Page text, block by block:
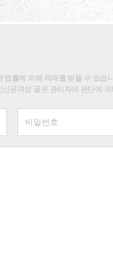
률에 의해 제재를 받을 수 있습
공격성 글은 관리자의 판단에 의